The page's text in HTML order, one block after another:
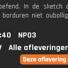
In de sketch
niet
NPO3
Alle